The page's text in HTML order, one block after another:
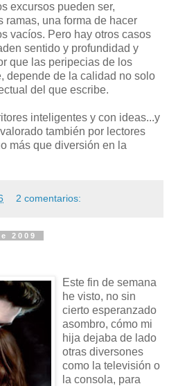
excursos pueden ser,
ramas, una forma de hacer
vacíos. Pero hay otros casos
sentido y profundidad y
que las peripecias de los
depende de la calidad no solo
del que escribe.
inteligentes y con ideas...y
también por lectores
más que diversión en la
2 comentarios:
2009
Este fin de semana
he visto, no sin
cierto esperanzado
asombro, cómo mi
hija dejaba de lado
otras diversones
como la televisión o
la consola, para